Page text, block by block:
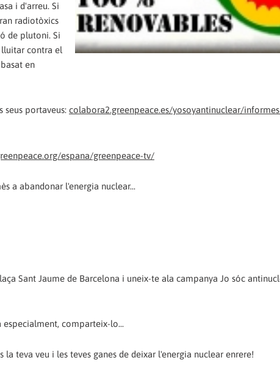
i d'arreu. Si
radiotòxics
de plutoni. Si
lluitar contra el
en
seus portaveus: colabora2.greenpeace.es/yosoyantinuclear/
espana/greenpeace-tv/
a abandonar l'energia nuclear...
Sant Jaume de Barcelona i uneix-te ala campanya Jo sóc
comparteix-lo...
teva veu i les teves ganes de deixar l'energia nuclear enrere!